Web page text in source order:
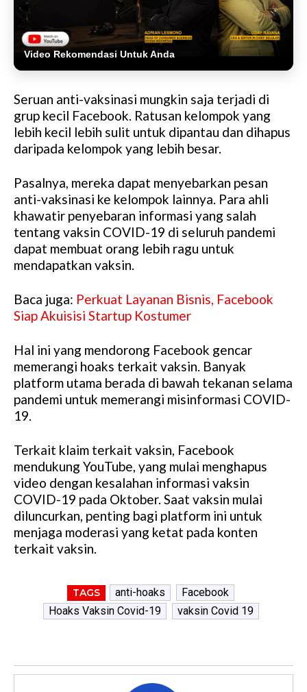
Video Rekomendasi Untuk Anda
Seruan anti-vaksinasi mungkin saja terjadi di
grup kecil Facebook. Ratusan kelompok yang
lebih kecil lebih sulit untuk dipantau dan dihapus
daripada kelompok yang lebih besar.
Pasalnya, mereka dapat menyebarkan pesan
anti-vaksinasi ke kelompok lainnya. Para ahli
khawatir penyebaran informasi yang salah
tentang vaksin COVID-19 di seluruh pandemi
dapat membuat orang lebih ragu untuk
mendapatkan vaksin.
Baca juga: Perkuat Layanan Bisnis, Facebook
Siap Akuisisi Startup Kostumer
Hal ini yang mendorong Facebook gencar
memerangi hoaks terkait vaksin. Banyak
platform utama berada di bawah tekanan selama
pandemi untuk memerangi misinformasi COVID-
19.
Terkait klaim terkait vaksin, Facebook
mendukung YouTube, yang mulai menghapus
video dengan kesalahan informasi vaksin
COVID-19 pada Oktober. Saat vaksin mulai
diluncurkan, penting bagi platform ini untuk
menjaga moderasi yang ketat pada konten
terkait vaksin.
TAGS anti-hoaks
Facebook
Hoaks Vaksin Covid-19
vaksin Covid 19